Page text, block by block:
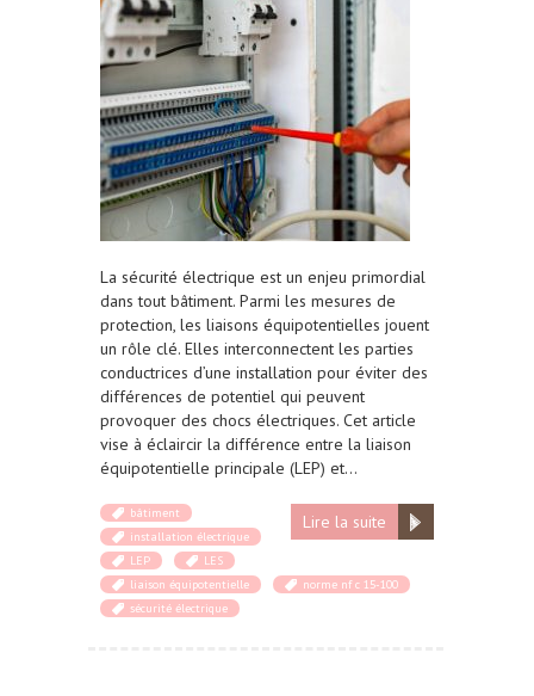
La sécurité électrique est un enjeu primordial
dans tout bâtiment. Parmi les mesures de
protection, les liaisons équipotentielles jouent
un rôle clé. Elles interconnectent les parties
conductrices d’une installation pour éviter des
différences de potentiel qui peuvent
provoquer des chocs électriques. Cet article
vise à éclaircir la différence entre la liaison
équipotentielle principale (LEP) et…
Lire la suite
bâtiment
installation électrique
LEP
LES
liaison équipotentielle
norme nf c 15-100
sécurité électrique